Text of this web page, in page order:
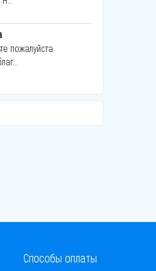
пожалуйста
Способы оплаты